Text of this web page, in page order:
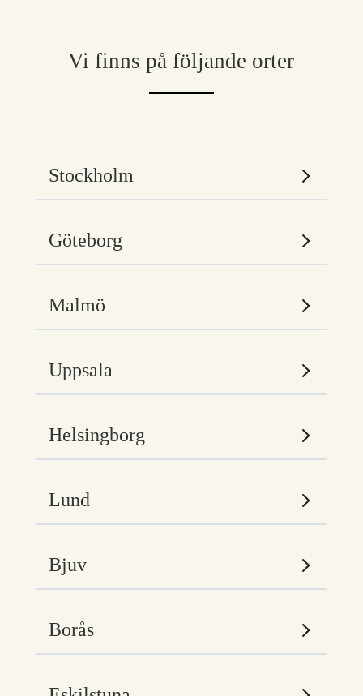
Vi finns på följande orter
Stockholm
Göteborg
Malmö
Uppsala
Helsingborg
Lund
Bjuv
Borås